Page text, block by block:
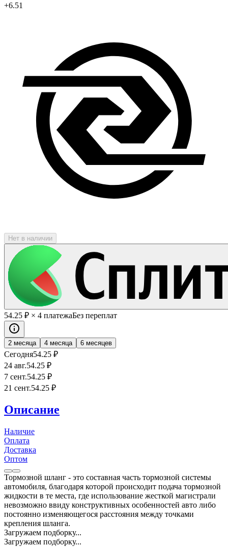
+6.51
Нет в наличии
54.25 ₽ × 4 платежаБез переплат
2 месяца 4 месяца 6 месяцев
Сегодня54.25 ₽
24 авг.54.25 ₽
7 сент.54.25 ₽
21 сент.54.25 ₽
Описание
Наличие
Оплата
Доставка
Оптом
Тормозной шланг - это составная часть тормозной системы
автомобиля, благодаря которой происходит подача тормозной
жидкости в те места, где использование жесткой магистрали
невозможно ввиду конструктивных особенностей авто либо
постоянно изменяющегося расстояния между точками
крепления шланга.
Загружаем подборку...
Загружаем подборку...